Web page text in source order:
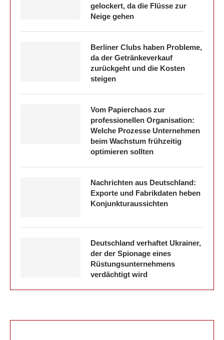
gelockert, da die Flüsse zur
Neige gehen
Berliner Clubs haben Probleme,
da der Getränkeverkauf
zurückgeht und die Kosten
steigen
Vom Papierchaos zur
professionellen Organisation:
Welche Prozesse Unternehmen
beim Wachstum frühzeitig
optimieren sollten
Nachrichten aus Deutschland:
Exporte und Fabrikdaten heben
Konjunkturaussichten
Deutschland verhaftet Ukrainer,
der der Spionage eines
Rüstungsunternehmens
verdächtigt wird